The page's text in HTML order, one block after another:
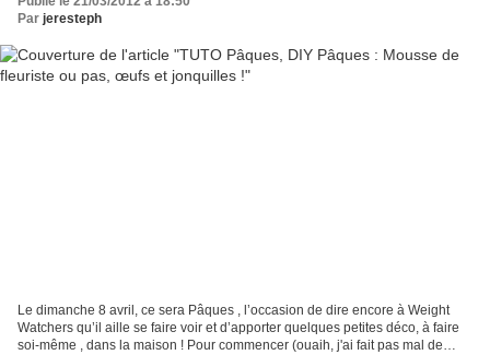
Par jeresteph
Le dimanche 8 avril, ce sera Pâques , l’occasion de dire encore à Weight
Watchers qu’il aille se faire voir et d’apporter quelques petites déco, à faire
soi-même , dans la maison ! Pour commencer (ouaih, j'ai fait pas mal de